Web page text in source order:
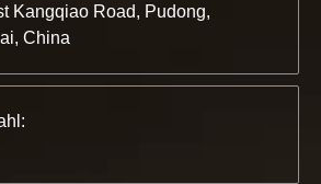
Kangqiao Road, Pudong,
China